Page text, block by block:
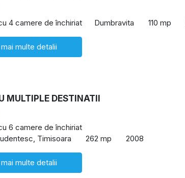
4 camere de închiriat Dumbravita 110 mp
multe detalii
MULTIPLE DESTINATII
6 camere de închiriat
Timisoara
262 mp 2008
multe detalii